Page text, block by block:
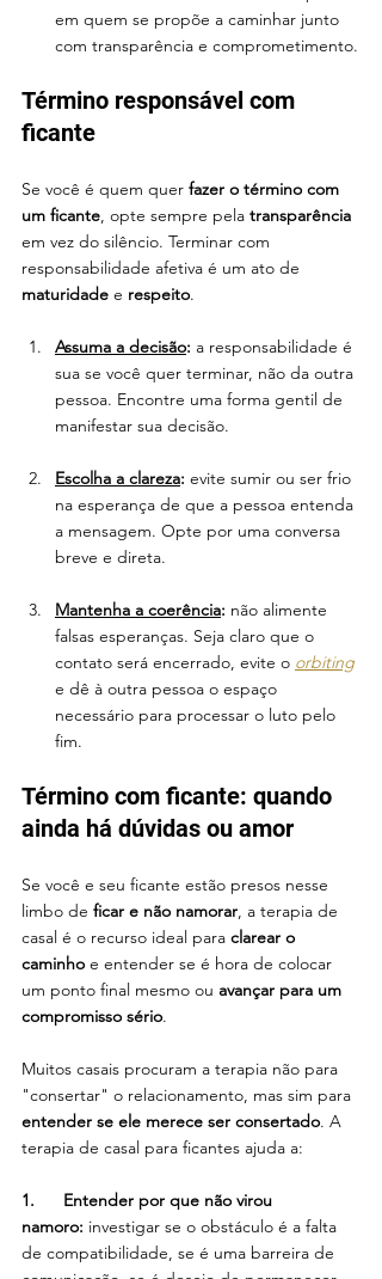
em quem se propõe a caminhar junto
com transparência e comprometimento.
Término responsável com
ficante
Se você é quem quer fazer o término com
um ficante, opte sempre pela transparência
em vez do silêncio. Terminar com
responsabilidade afetiva é um ato de
maturidade e respeito.
Assuma a decisão: a responsabilidade é
sua se você quer terminar, não da outra
pessoa. Encontre uma forma gentil de
manifestar sua decisão.
Escolha a clareza: evite sumir ou ser frio
na esperança de que a pessoa entenda
a mensagem. Opte por uma conversa
breve e direta.
Mantenha a coerência: não alimente
falsas esperanças. Seja claro que o
contato será encerrado, evite o orbiting
e dê à outra pessoa o espaço
necessário para processar o luto pelo
fim.
Término com ficante: quando
ainda há dúvidas ou amor
Se você e seu ficante estão presos nesse
limbo de ficar e não namorar, a terapia de
casal é o recurso ideal para clarear o
caminho e entender se é hora de colocar
um ponto final mesmo ou avançar para um
compromisso sério.
Muitos casais procuram a terapia não para
"consertar" o relacionamento, mas sim para
entender se ele merece ser consertado. A
terapia de casal para ficantes ajuda a:
1.      Entender por que não virou
namoro: investigar se o obstáculo é a falta
de compatibilidade, se é uma barreira de